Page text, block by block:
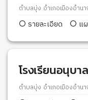
ตำบลบุ่ง อำเภอเมืองอำน
รายละเอียด แ
โรงเรียนอนุบา
ตำบลบุ่ง อำเภอเมืองอำน